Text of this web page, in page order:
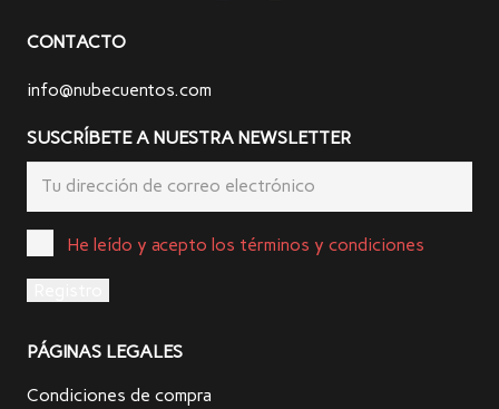
CONTACTO
info@nubecuentos.com
SUSCRÍBETE A NUESTRA NEWSLETTER
He leído y acepto los términos y condiciones
PÁGINAS LEGALES
Condiciones de compra